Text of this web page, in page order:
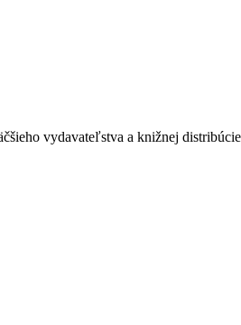
vydavateľstva a knižnej